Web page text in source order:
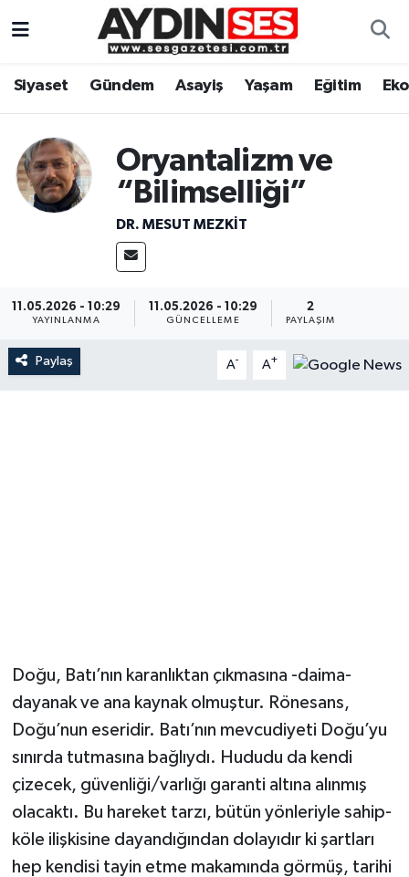
Siyaset Gündem Asayiş Yaşam Eğitim
Oryantalizm ve
“Bilimselliği”
DR. MESUT MEZKIT
11.05.2026 - 10:29
YAYINLANMA
11.05.2026 - 10:29
GÜNCELLEME
2
PAYLAŞIM
Paylaş A- A+
Doğu, Batı’nın karanlıktan çıkmasına -daima-
dayanak ve ana kaynak olmuştur. Rönesans,
Doğu’nun eseridir. Batı’nın mevcudiyeti Doğu’yu
sınırda tutmasına bağlıydı. Hududu da kendi
çizecek, güvenliği/varlığı garanti altına alınmış
olacaktı. Bu hareket tarzı, bütün yönleriyle sahip-
köle ilişkisine dayandığından dolayıdır ki şartları
hep kendisi tayin etme makamında görmüş, tarihi
Gündem
Siyaset
Ekonomi
Eğitim
Kültür Sanat
Aydın Hava Durumu
Aydin Namaz Vakitleri
Aydın Trafik Yoğunluk Haritası
Süper Lig Puan Durumu ve Fikstür
Tüm Manşetler
Son Dakika Haberleri